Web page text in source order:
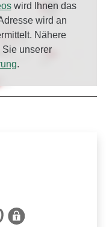
wird Ihnen das
wird an
Nähere
Sie unserer
.